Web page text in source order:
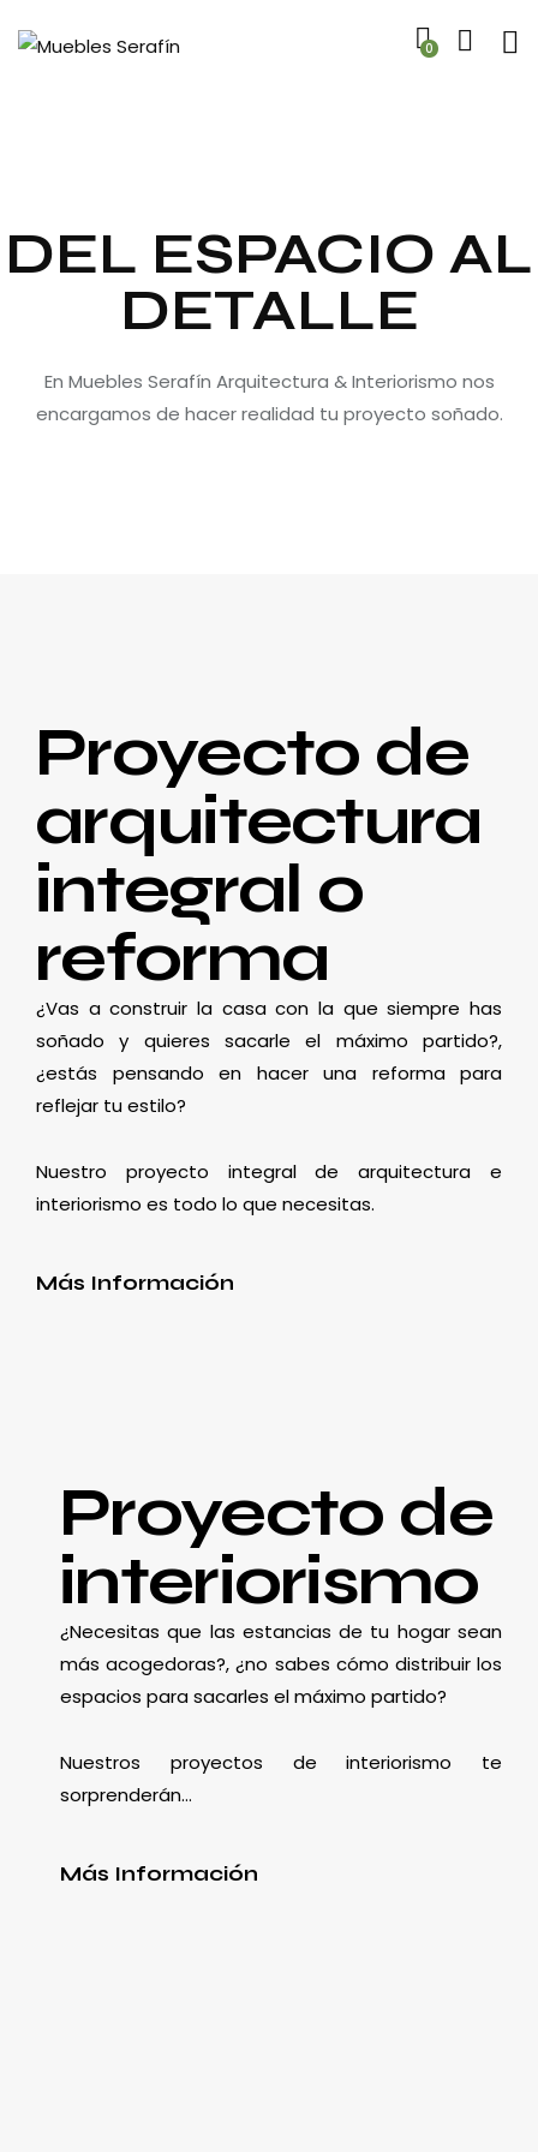
0
DEL ESPACIO AL
DETALLE
En Muebles Serafín Arquitectura & Interiorismo nos
encargamos de hacer realidad tu proyecto soñado.
Proyecto de
arquitectura
integral o
reforma
¿Vas a construir la casa con la que siempre has
soñado y quieres sacarle el máximo partido?,
¿estás pensando en hacer una reforma para
reflejar tu estilo?
Nuestro proyecto integral de arquitectura e
interiorismo es todo lo que necesitas.
Más Información
Proyecto de
interiorismo
¿Necesitas que las estancias de tu hogar sean
más acogedoras?, ¿no sabes cómo distribuir los
espacios para sacarles el máximo partido?
Nuestros proyectos de interiorismo te
sorprenderán…
Más Información